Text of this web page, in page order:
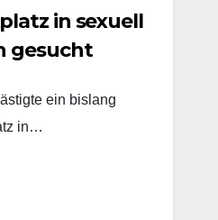
in sexuell
gesucht
ein bislang
in…